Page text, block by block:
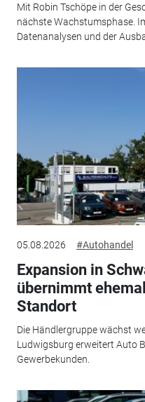
Mit Robin Tschöpe in der
nächste Wachstumsphase.
Datenanalysen und der
05.08.2026 #Autohandel
Expansion in
übernimmt
Standort
Die Händlergruppe wächst
Ludwigsburg erweitert Auto
Gewerbekunden.